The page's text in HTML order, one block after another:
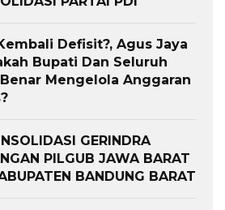
Defisit?, Agus Jaya
Bupati Dan Seluruh
Mengelola Anggaran
GERINDRA
PILGUB JAWA BARAT
BANDUNG BARAT